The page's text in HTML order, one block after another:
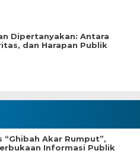
Dipertanyakan: Antara
dan Harapan Publik
“Ghibah Akar Rumput”,
Informasi Publik